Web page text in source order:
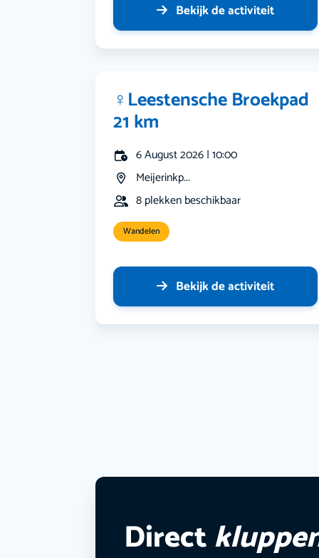
Bekijk de activiteit
‍♀️Leestensche Broekpad
21 km
6 August 2026 | 10:00
Meijerinkp...
8 plekken beschikbaar
Wandelen
Bekijk de activiteit
Direct